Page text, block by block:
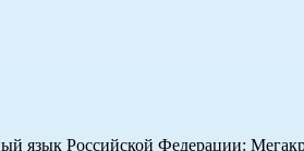
язык Российской Федерации: